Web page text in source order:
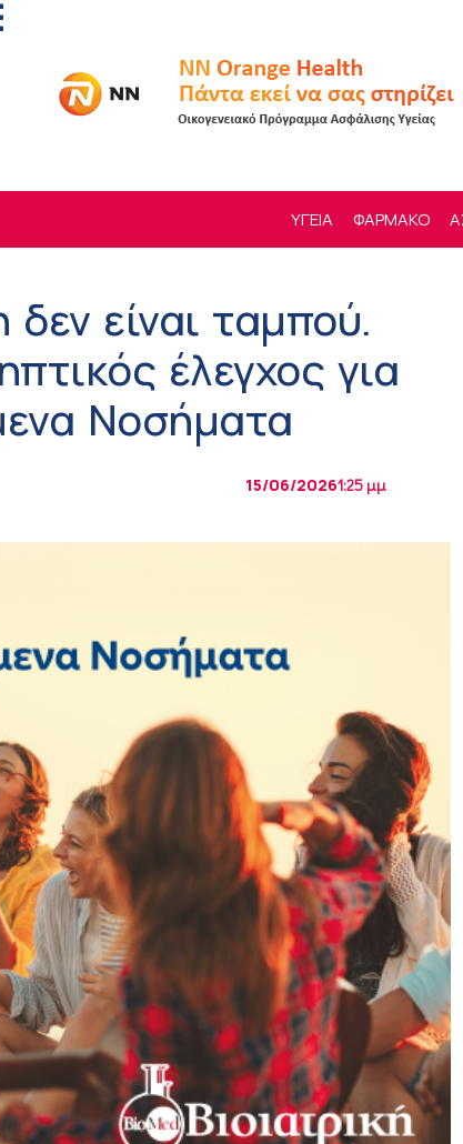
ΥΓΕΙΑ ΦΑΡΜΑΚΟ
είναι ταμπού.
έλεγχος για
Νοσήματα
15/06/20261:25 μμ